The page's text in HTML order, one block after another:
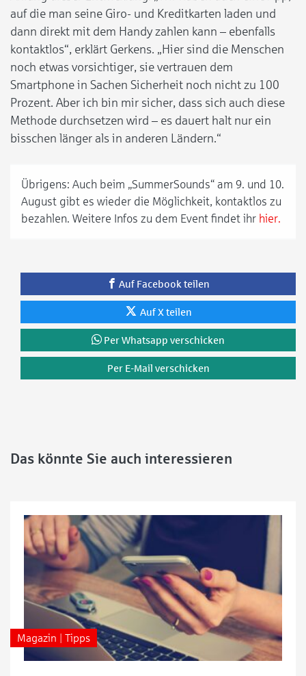
auf die man seine Giro- und Kreditkarten laden und
dann direkt mit dem Handy zahlen kann – ebenfalls
kontaktlos“, erklärt Gerkens. „Hier sind die Menschen
noch etwas vorsichtiger, sie vertrauen dem
Smartphone in Sachen Sicherheit noch nicht zu 100
Prozent. Aber ich bin mir sicher, dass sich auch diese
Methode durchsetzen wird – es dauert halt nur ein
bisschen länger als in anderen Ländern.“
Übrigens: Auch beim „SummerSounds“ am 9. und 10.
August gibt es wieder die Möglichkeit, kontaktlos zu
bezahlen. Weitere Infos zu dem Event findet ihr hier.
Auf Facebook teilen
Auf X teilen
Per Whatsapp verschicken
Per E-Mail verschicken
Das könnte Sie auch interessieren
Magazin | Tipps